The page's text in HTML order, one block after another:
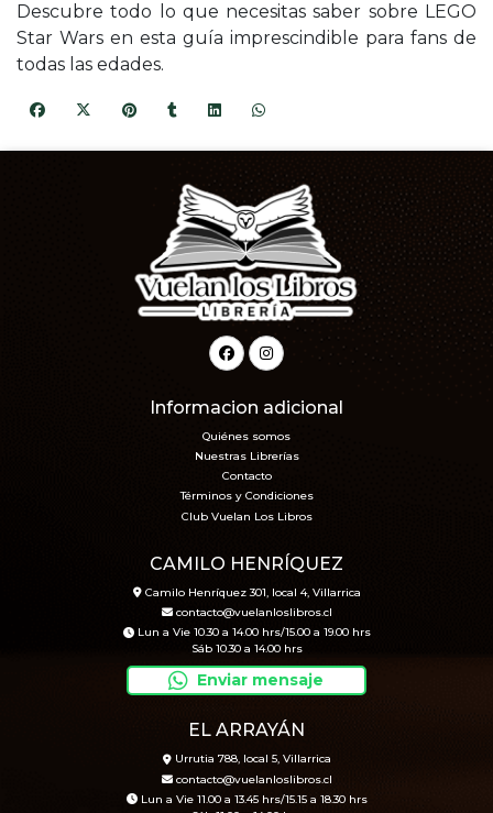
Descubre todo lo que necesitas saber sobre LEGO
Star Wars en esta guía imprescindible para fans de
todas las edades.
Informacion adicional
Quiénes somos
Nuestras Librerías
Contacto
Términos y Condiciones
Club Vuelan Los Libros
CAMILO HENRÍQUEZ
Camilo Henríquez 301, local 4, Villarrica
contacto@vuelanloslibros.cl
Lun a Vie 10.30 a 14.00 hrs/15.00 a 19.00 hrs
Sáb 10.30 a 14.00 hrs
Enviar mensaje
EL ARRAYÁN
Urrutia 788, local 5, Villarrica
contacto@vuelanloslibros.cl
Lun a Vie 11.00 a 13.45 hrs/15.15 a 18.30 hrs